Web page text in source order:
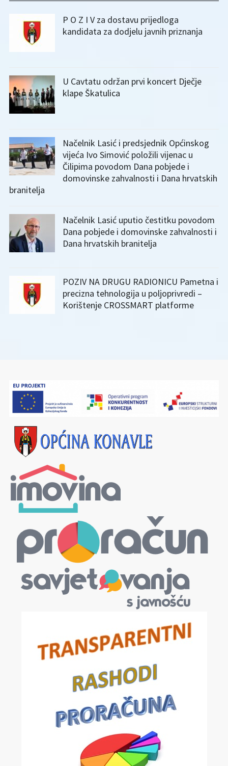
P O Z I V za dostavu prijedloga
kandidata za dodjelu javnih priznanja
U Cavtatu održan prvi koncert Dječje
klape Škatulica
Načelnik Lasić i predsjednik Općinskog
vijeća Ivo Simović položili vijenac u
Čilipima povodom Dana pobjede i
domovinske zahvalnosti i Dana hrvatskih
branitelja
Načelnik Lasić uputio čestitku povodom
Dana pobjede i domovinske zahvalnosti i
Dana hrvatskih branitelja
POZIV NA DRUGU RADIONICU Pametna i
precizna tehnologija u poljoprivredi –
Korištenje CROSSMART platforme